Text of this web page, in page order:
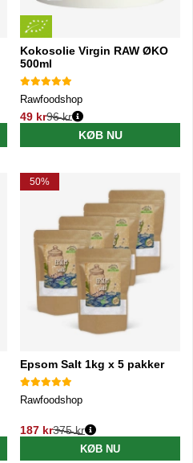
Kokosolie Virgin RAW ØKO
500ml
Rawfoodshop
49 kr
Normalpris:
96 kr
KØB NU
50%
Epsom Salt 1kg x 5 pakker
Rawfoodshop
187 kr
Normalpris:
375 kr
KØB NU